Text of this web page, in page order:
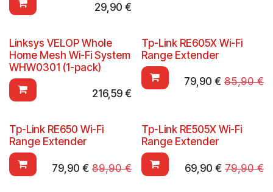
29,90 €
Linksys VELOP Whole
Home Mesh Wi-Fi System
WHW0301 (1-pack)
216,59€
Tp-Link RE605X Wi-Fi
Range Extender
79,90 € 85,90€
Tp-Link RE650 Wi-Fi
Range Extender
79,90 € 89,90€
Tp-Link RE505X Wi-Fi
Range Extender
69,90 € 79,90€